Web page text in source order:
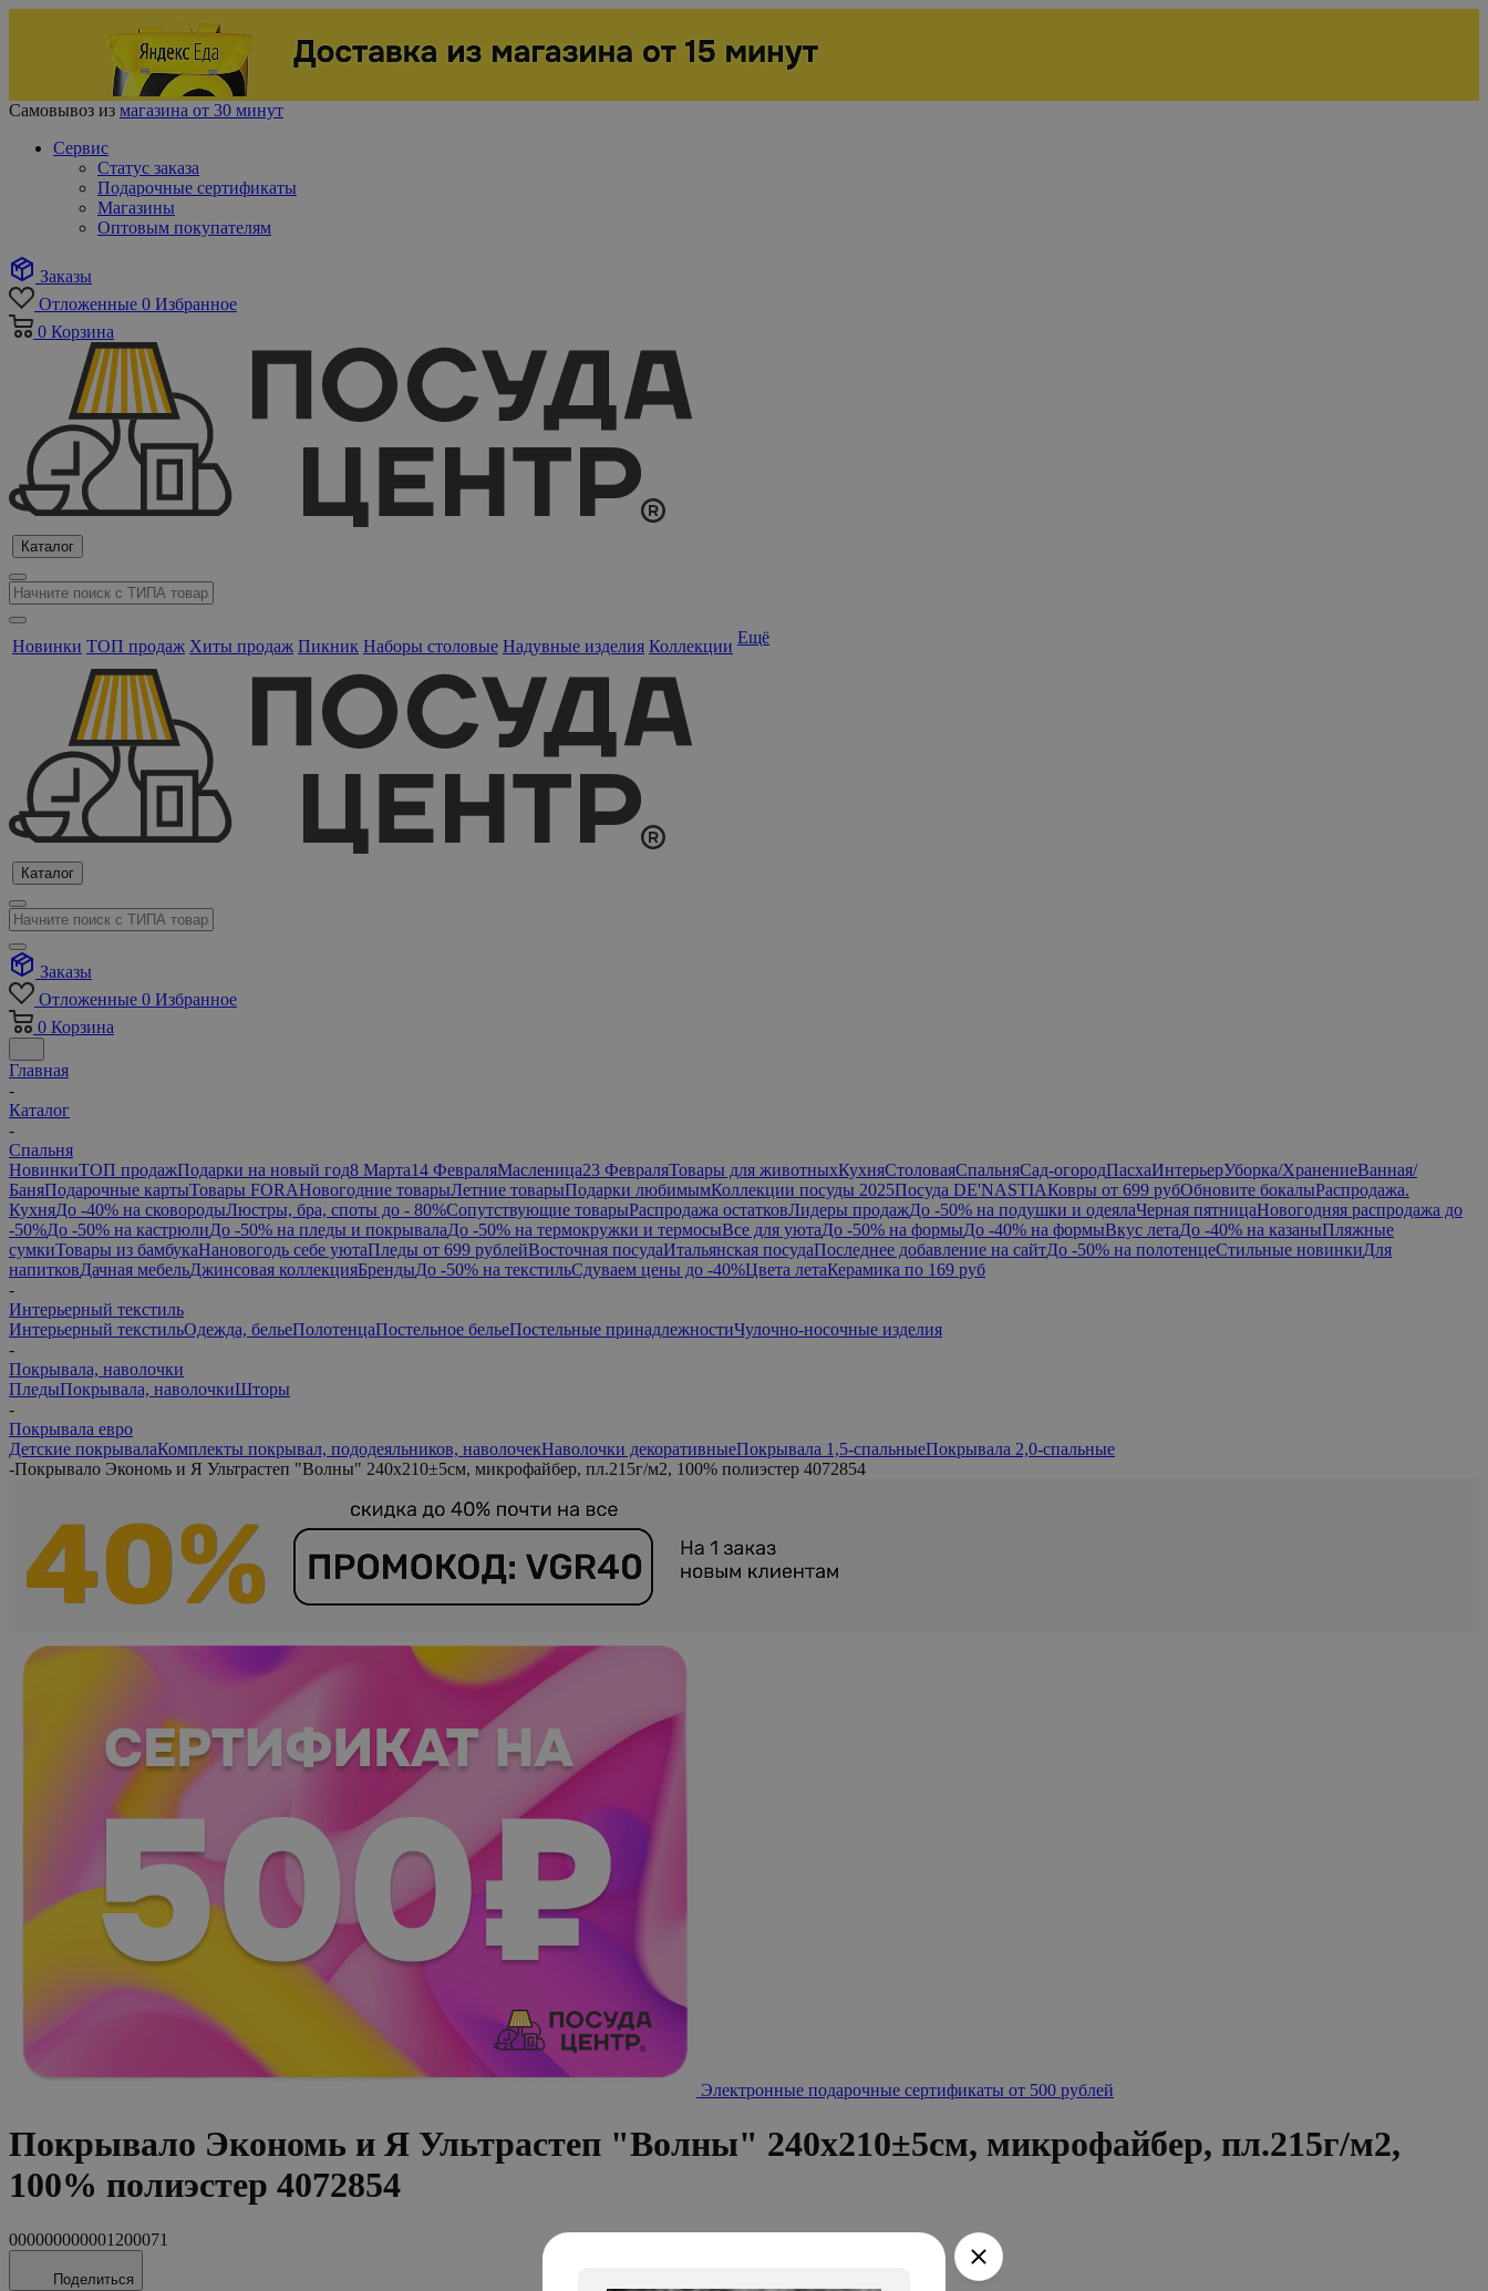
Самовывоз из магазина от 30 минут
Сервис
Статус заказа
Подарочные сертификаты
Магазины
Оптовым покупателям
Заказы
Отложенные 0 Избранное
0 Корзина
Каталог
Новинки ТОП продаж Хиты продаж Пикник Наборы столовые Надувные изделия Коллекции Ещё
Каталог
Заказы
Отложенные 0 Избранное
0 Корзина
Главная
-
Каталог
-
Спальня
НовинкиТОП продажПодарки на новый год8 Марта14 ФевраляМасленица23 ФевраляТовары для животныхКухняСтоловаяСпальняСад-огородПасхаИнтерьерУборка/ХранениеВанная/
БаняПодарочные картыТовары FORAНовогодние товарыЛетние товарыПодарки любимымКоллекции посуды 2025Посуда DE'NASTIAКовры от 699 рубОбновите бокалыРаспродажа.
КухняДо -40% на сковородыЛюстры, бра, споты до - 80%Сопутствующие товарыРаспродажа остатковЛидеры продажДо -50% на подушки и одеялаЧерная пятницаНовогодняя распродажа до
-50%До -50% на кастрюлиДо -50% на пледы и покрывалаДо -50% на термокружки и термосыВсе для уютаДо -50% на формыДо -40% на формыВкус летаДо -40% на казаныПляжные
сумкиТовары из бамбукаНановогодь себе уютаПледы от 699 рублейВосточная посудаИтальянская посудаПоследнее добавление на сайтДо -50% на полотенцеСтильные новинкиДля
напитковДачная мебельДжинсовая коллекцияБрендыДо -50% на текстильСдуваем цены до -40%Цвета летаКерамика по 169 руб
-
Интерьерный текстиль
Интерьерный текстильОдежда, бельеПолотенцаПостельное бельеПостельные принадлежностиЧулочно-носочные изделия
-
Покрывала, наволочки
ПледыПокрывала, наволочкиШторы
-
Покрывала евро
Детские покрывалаКомплекты покрывал, пододеяльников, наволочекНаволочки декоративныеПокрывала 1,5-спальныеПокрывала 2,0-спальные
-Покрывало Экономь и Я Ультрастеп "Волны" 240х210±5см, микрофайбер, пл.215г/м2, 100% полиэстер 4072854
Электронные подарочные сертификаты от 500 рублей
Покрывало Экономь и Я Ультрастеп "Волны" 240х210±5см, микрофайбер, пл.215г/м2,
100% полиэстер 4072854
000000000001200071
Поделиться